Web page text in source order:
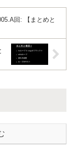
回: 【まとめと